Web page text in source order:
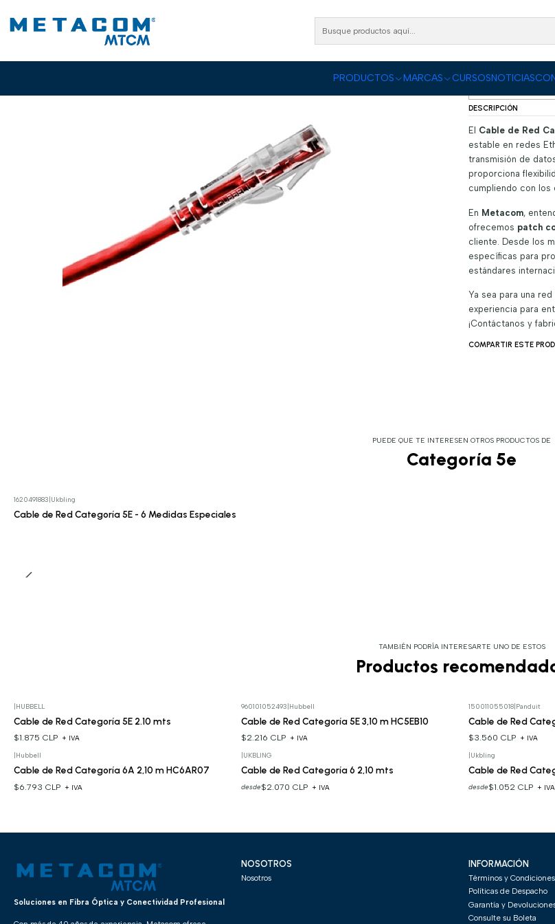
PRODUCTOS MARCAS CURSOSNOTICIAS
Cable de
DESCRIPCIÓN
El Cable de Red
estable en redes
transmisión de
proporciona
cumpliendo con los
En Metacom,
ofrecemos patch
cliente. Desde los
específicas para
estándares
Ya sea para una
experiencia para
¡Contáctanos y
COMPARTIR ESTE
PUEDE QUE TE INTERESEN OTROS PRODUCTOS DE
Categoría 5e
1620491883 Ukbling
Cable de Red Categoría 5E - 6 Medidas Especiales
TAMBIÉN PODRÍA INTERESARTE UNO DE ESTOS
Productos
HUBBELL
Cable de Red Categoría 5E 2.10 mts
$1.875 CLP + IVA
960101052493 Hubbell
Cable de Red Categoría 5E 3,10 m HC5EB10
$2.216 CLP + IVA
150011055018| Panduit
Cable de Red
$3.560 CLP + IVA
Hubbell
Cable de Red Categoría 6A 2,10 m HC6AR07
$6.793 CLP + IVA
UKBLING
Cable de Red Categoría 6 2,10 mts
desde$2.070 CLP + IVA
Ukbling
Cable de Red
desde$1.052 CLP + IVA
Soluciones en Fibra Óptica y Conectividad Profesional
NOSOTROS
Nosotros
INFORMACIÓN
Términos y Condiciones
Políticas de Despacho
Garantía y
Consulte su Boleta